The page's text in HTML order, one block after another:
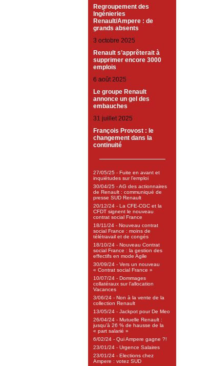
Regroupement des
Ingénieries
Renault/Ampere : de
grands absents
3 octobre 2025
Renault s’apprêterait à
supprimer encore 3000
emplois
6 août 2025
Le groupe Renault
annonce un gel des
embauches
31 juillet 2025
François Provost : le
changement dans la
continuité
27/05/25 - Fuite en avant et
inquiétudes sur l’emploi
30/04/25 - AG des actionnaires
de Renault : communiqué de
presse SUD Renault
20/12/24 - La CFE-CGC et la
CFDT signent le nouveau
contrat social France
18/11/24 - Nouveau contrat
social France : moins de
télétravail et de congés
18/10/24 - Nouveau Contrat
social France : la gestion des
effectifs en mode Agile
30/09/24 - Vers un nouveau
« Contrat social France »
10/07/24 - Dommages
collatéraux sur l’allocation
Vacances
3/06/24 - Non à la vente de la
collection Renault
13/05/24 - Jackpot pour De Meo
26/04/24 - Mutuelle Renault :
jusqu’à 26 % de hausse de la
« part salarié »
6/02/24 - Qui Ampere gagne ?!
23/01/24 - Urgence Salaires
23/01/24 - Elections chez
Ampere : votez SUD